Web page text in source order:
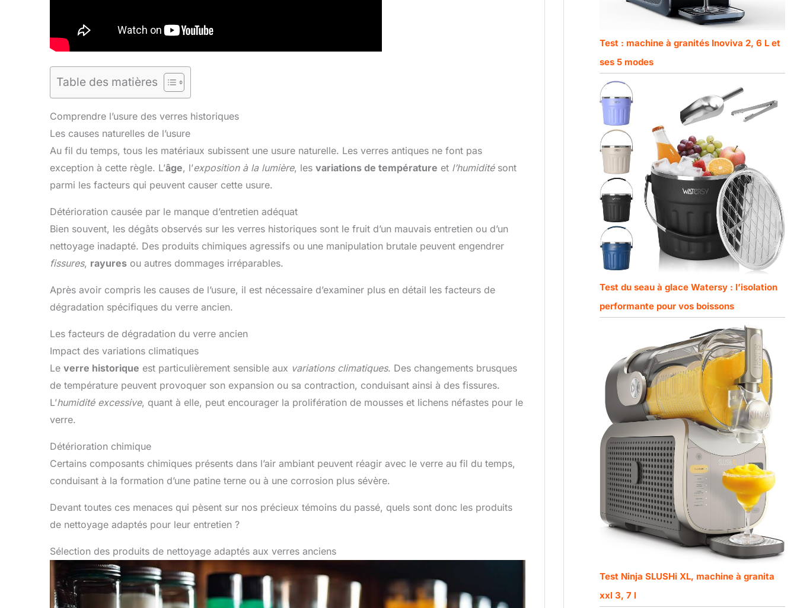
Table des matières
Comprendre l’usure des verres historiques
Les causes naturelles de l’usure
Au fil du temps, tous les matériaux subissent une usure naturelle. Les verres antiques ne font pas
exception à cette règle. L’âge, l’exposition à la lumière, les variations de température et l’humiditésont
parmi les facteurs qui peuvent causer cette usure.
Détérioration causée par le manque d’entretien adéquat
Bien souvent, les dégâts observés sur les verres historiques sont le fruit d’un mauvais entretien ou d’un
nettoyage inadapté. Des produits chimiques agressifs ou une manipulation brutale peuvent engendrer
fissures, rayures ou autres dommages irréparables.
Après avoir compris les causes de l’usure, il est nécessaire d’examiner plus en détail les facteurs de
dégradation spécifiques du verre ancien.
Les facteurs de dégradation du verre ancien
Impact des variations climatiques
Le verre historique est particulièrement sensible aux variations climatiques. Des changements brusques
de température peuvent provoquer son expansion ou sa contraction, conduisant ainsi à des fissures.
L’humidité excessive, quant à elle, peut encourager la prolifération de mousses et lichens néfastes pour le
verre.
Détérioration chimique
Certains composants chimiques présents dans l’air ambiant peuvent réagir avec le verre au fil du temps,
conduisant à la formation d’une patine terne ou à une corrosion plus sévère.
Devant toutes ces menaces qui pèsent sur nos précieux témoins du passé, quels sont donc les produits
de nettoyage adaptés pour leur entretien ?
Sélection des produits de nettoyage adaptés aux verres anciens
Test : machine à granités Inoviva 2, 6 L et
ses 5 modes
Test du seau à glace Watersy : l’isolation
performante pour vos boissons
Test Ninja SLUSHi XL, machine à granita
xxl 3, 7 l